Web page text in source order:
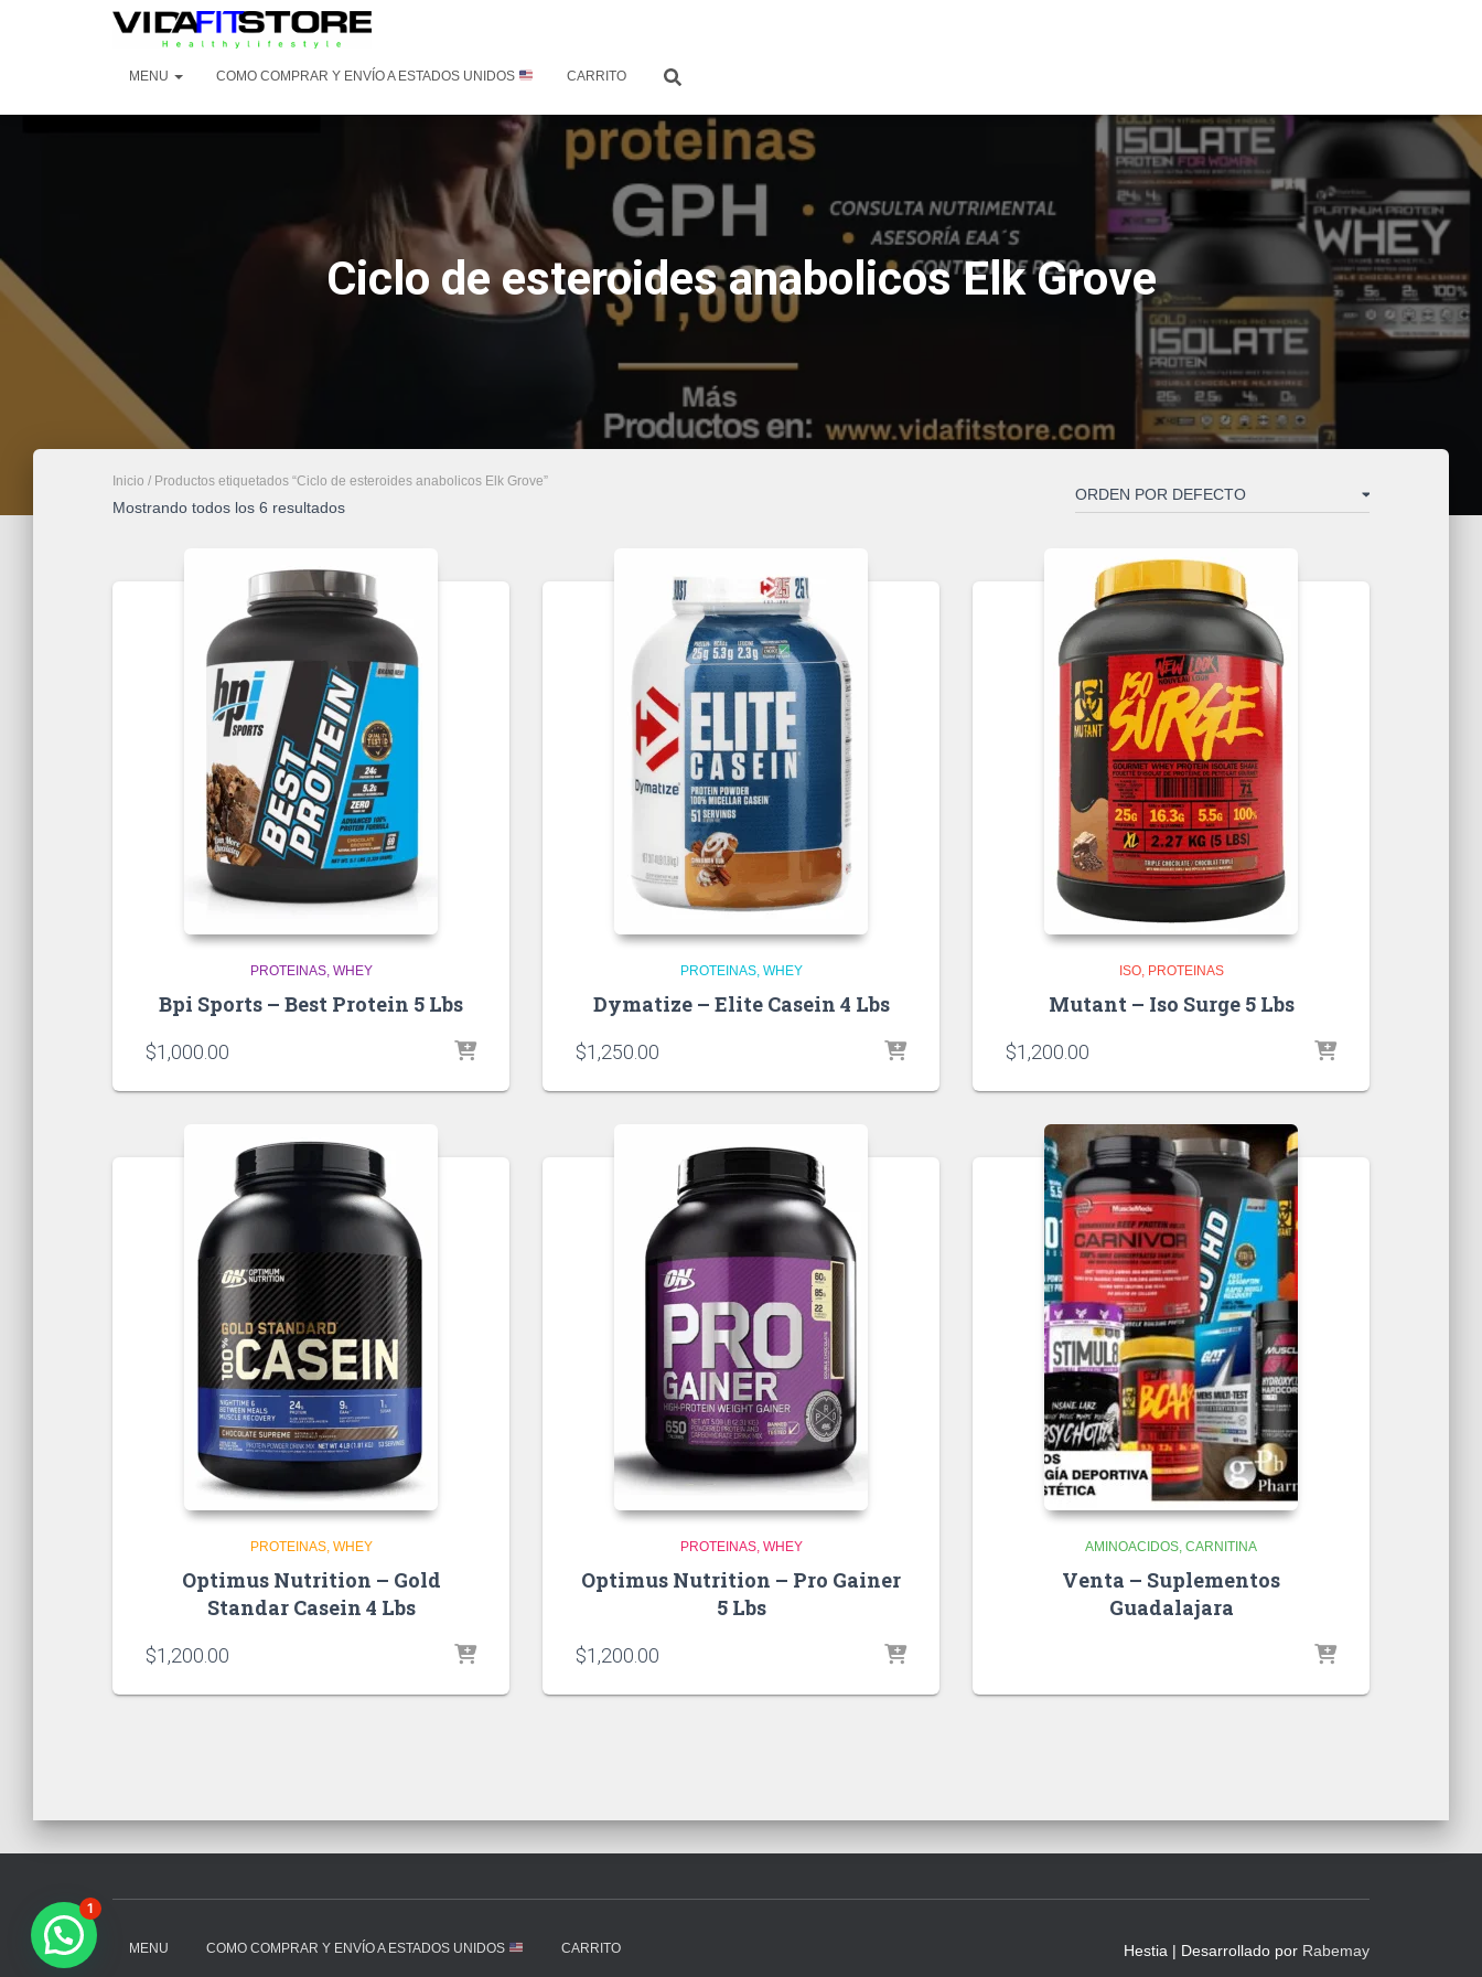
MENU COMO COMPRAR Y ENVÍO A ESTADOS UNIDOS CARRITO
Ciclo de esteroides anabolicos Elk Grove
Inicio / Productos etiquetados “Ciclo de esteroides anabolicos Elk Grove”
Mostrando todos los 6 resultados
PROTEINAS WHEY
Bpi Sports – Best Protein 5 Lbs
$1,000.00
PROTEINAS WHEY
Dymatize – Elite Casein 4 Lbs
$1,250.00
ISO PROTEINAS
Mutant – Iso Surge 5 Lbs
$1,200.00
PROTEINAS WHEY
Optimus Nutrition – Gold
Standar Casein 4 Lbs
$1,200.00
PROTEINAS WHEY
Optimus Nutrition – Pro Gainer
5 Lbs
$1,200.00
AMINOACIDOS CARNITINA
Venta – Suplementos
Guadalajara
MENU COMO COMPRAR Y ENVÍO A ESTADOS UNIDOS CARRITO Hestia | Desarrollado por Rabemay
1